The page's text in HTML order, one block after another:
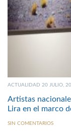
ACTUALIDAD 20 JULIO,
Artistas
Lira en el marco
SIN COMENTARIOS